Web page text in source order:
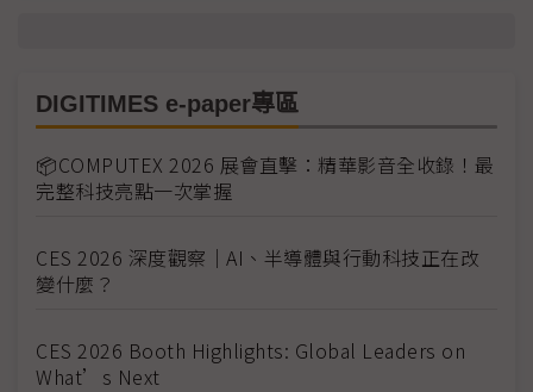
DIGITIMES e-paper專區
📦COMPUTEX 2026 展會直擊：精華影音全收錄！最
完整科技亮點一次掌握
CES 2026 深度觀察｜AI、半導體與行動科技正在改
變什麼？
CES 2026 Booth Highlights: Global Leaders on
What’s Next